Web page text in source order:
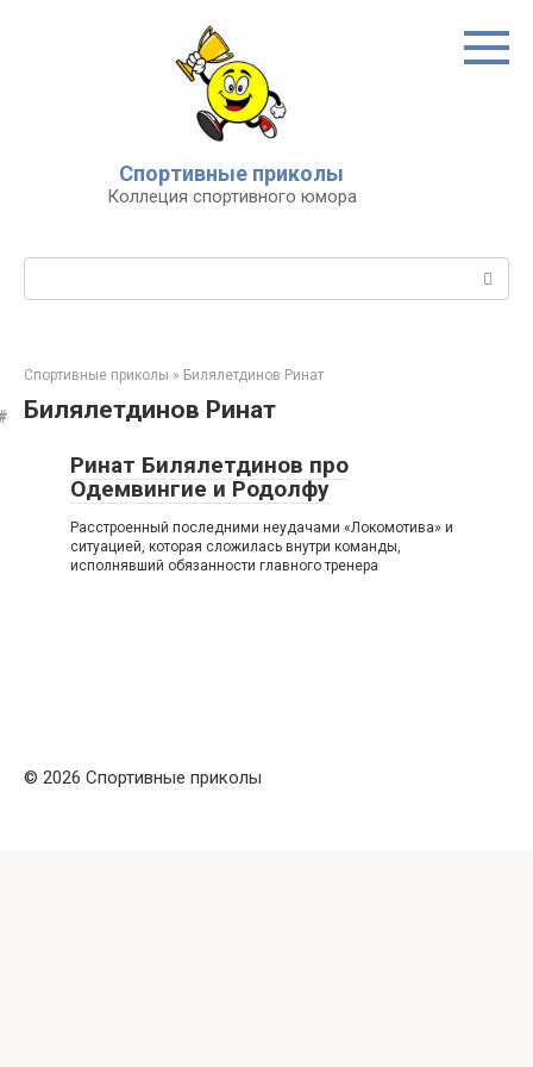
Спортивные приколы
Коллеция спортивного юмора
Спортивные приколы » Билялетдинов Ринат
Билялетдинов Ринат
Ринат Билялетдинов про
Одемвингие и Родолфу
Расстроенный последними неудачами «Локомотива» и
ситуацией, которая сложилась внутри команды,
исполнявший обязанности главного тренера
© 2026 Спортивные приколы